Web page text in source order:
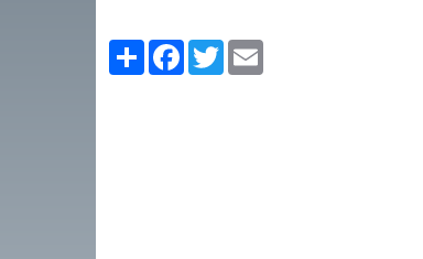
PartagerFacebook
Twitter